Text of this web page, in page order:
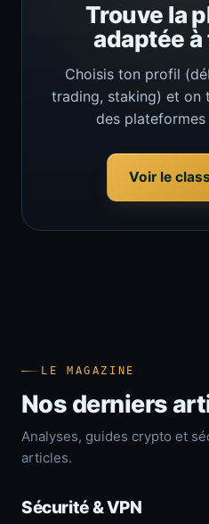
Trouve la
adaptée
Choisis ton profil
trading, staking) et on
des plateformes
Voir le
LE MAGAZINE
Nos derniers
Analyses, guides crypto et
articles.
Sécurité & VPN